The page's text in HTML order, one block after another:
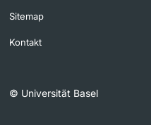
Sitemap
Kontakt
© Universität Basel